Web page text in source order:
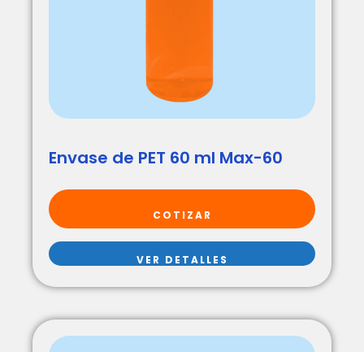
Envase de PET 60 ml Max-60
COTIZAR
VER DETALLES